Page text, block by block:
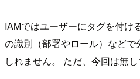
IAMではユーザーにタグを付け
の識別（部署やロール）など
しれません。 ただ、今回は無し